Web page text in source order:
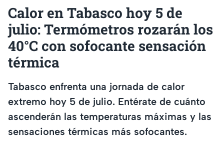
Calor en Tabasco hoy 5 de
julio: Termómetros rozarán los
40°C con sofocante sensación
térmica
Tabasco enfrenta una jornada de calor
extremo hoy 5 de julio. Entérate de cuánto
ascenderán las temperaturas máximas y las
sensaciones térmicas más sofocantes.